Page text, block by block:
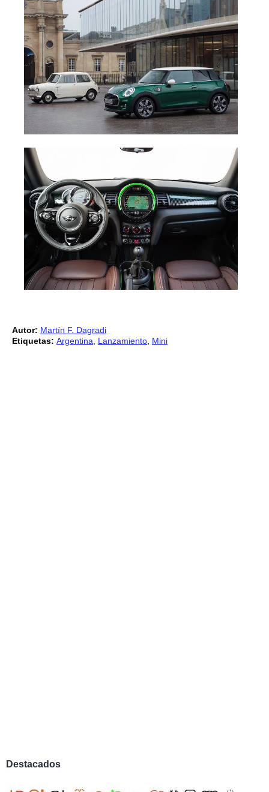
Autor: Martín F. Dagradi
Etiquetas: Argentina Lanzamiento Mini
Destacados